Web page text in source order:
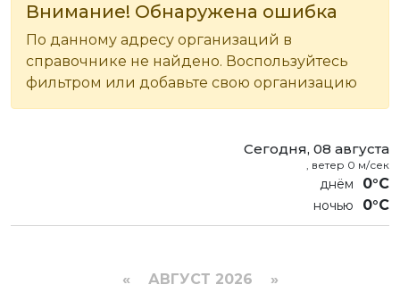
Внимание! Обнаружена ошибка
По данному адресу организаций в
справочнике не найдено. Воспользуйтесь
фильтром или добавьте свою организацию
Сегодня, 08 августа
, ветер 0 м/сек
0°C
0°C
« АВГУСТ 2026 »